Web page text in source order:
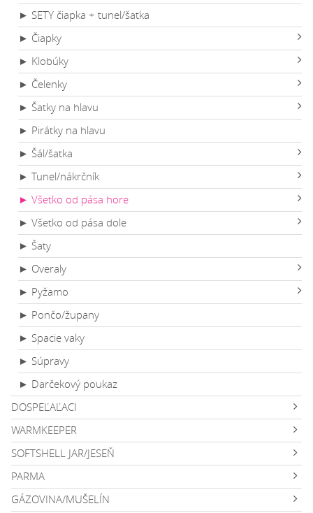
► SETY čiapka + tunel/šatka
► Čiapky
► Klobúky
► Čelenky
► Šatky na hlavu
► Pirátky na hlavu
► Šál/šatka
► Tunel/nákrčník
► Všetko od pása hore
► Všetko od pása dole
► Šaty
► Overaly
► Pyžamo
► Pončo/župany
► Spacie vaky
► Súpravy
► Darčekový poukaz
DOSPEĽAĽACI
WARMKEEPER
SOFTSHELL JAR/JESEŇ
PARMA
GÁZOVINA/MUŠELÍN